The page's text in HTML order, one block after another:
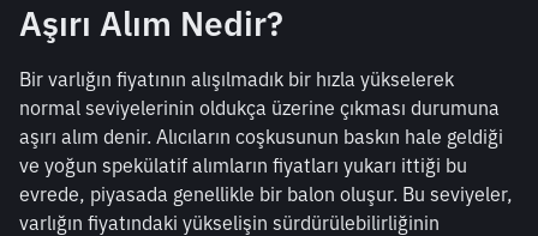
Aşırı Alım Nedir?
Bir varlığın fiyatının alışılmadık bir hızla yükselerek
normal seviyelerinin oldukça üzerine çıkması durumuna
aşırı alım denir. Alıcıların coşkusunun baskın hale geldiği
ve yoğun spekülatif alımların fiyatları yukarı ittiği bu
evrede, piyasada genellikle bir balon oluşur. Bu seviyeler,
varlığın fiyatındaki yükselişin sürdürülebilirliğinin